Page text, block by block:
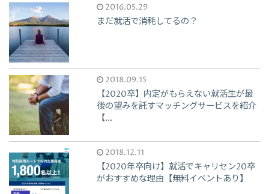
2016.05.29
まだ就活で消耗してるの？
2018.09.15
【2020卒】内定がもらえない就活生が最
後の望みを託すマッチングサービスを紹介
【...
2018.12.11
【2020年卒向け】就活でキャリセン20卒
がおすすめな理由【無料イベントあり】